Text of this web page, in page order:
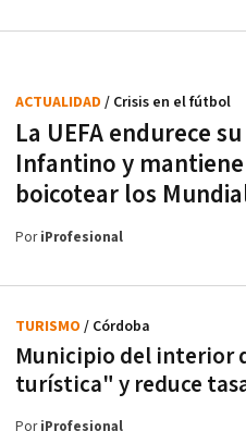
La UEFA endurece
Infantino y
boicotear los
ACTUALIDAD / Crisis en el fútbol
PoriProfesional
Municipio del interior
turística" y reduce
TURISMO / Córdoba